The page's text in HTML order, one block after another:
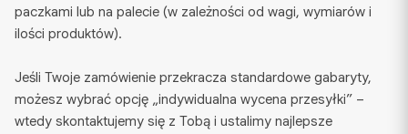
paczkami lub na palecie (w zależności od wagi, wymiarów i
ilości produktów).
Jeśli Twoje zamówienie przekracza standardowe gabaryty,
możesz wybrać opcję „indywidualna wycena przesyłki” –
wtedy skontaktujemy się z Tobą i ustalimy najlepsze